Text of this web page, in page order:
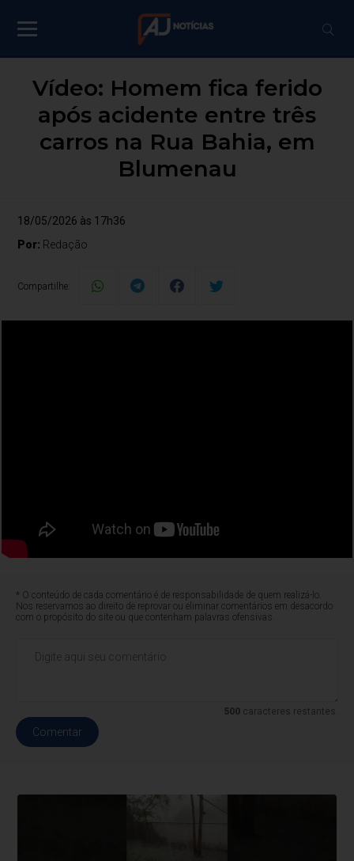
Vídeo: Homem fica ferido
após acidente entre três
carros na Rua Bahia, em
Blumenau
18/05/2026 às 17h36
Por: Redação
Compartilhe:
* O conteúdo de cada comentário é de responsabilidade de quem realizá-lo.
Nos reservamos ao direito de reprovar ou eliminar comentários em desacordo
com o propósito do site ou que contenham palavras ofensivas.
500caracteres restantes.
Comentar